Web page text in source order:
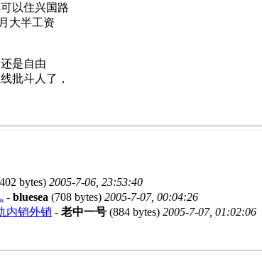
以住兴国路
大半工资
是自由
批斗人了，
bytes) 2005-7-06, 23:53:40
- bluesea (708 bytes) 2005-7-07, 00:04:26
内销外销 - 老中一号 (884 bytes) 2005-7-07, 01:02:06